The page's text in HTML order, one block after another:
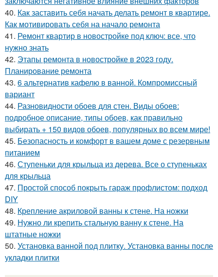
40. Как заставить себя начать делать ремонт в квартире.
Как мотивировать себя на начало ремонта
41. Ремонт квартир в новостройке под ключ: все, что
нужно знать
42. Этапы ремонта в новостройке в 2023 году.
Планирование ремонта
43. 6 альтернатив кафелю в ванной. Компромиссный
вариант
44. Разновидности обоев для стен. Виды обоев:
подробное описание, типы обоев, как правильно
выбирать + 150 видов обоев, популярных во всем мире!
45. Безопасность и комфорт в вашем доме с резервным
питанием
46. Ступеньки для крыльца из дерева. Все о ступеньках
для крыльца
47. Простой способ покрыть гараж профлистом: подход
DIY
48. Крепление акриловой ванны к стене. На ножки
49. Нужно ли крепить стальную ванну к стене. На
штатные ножки
50. Установка ванной под плитку. Установка ванны после
укладки плитки